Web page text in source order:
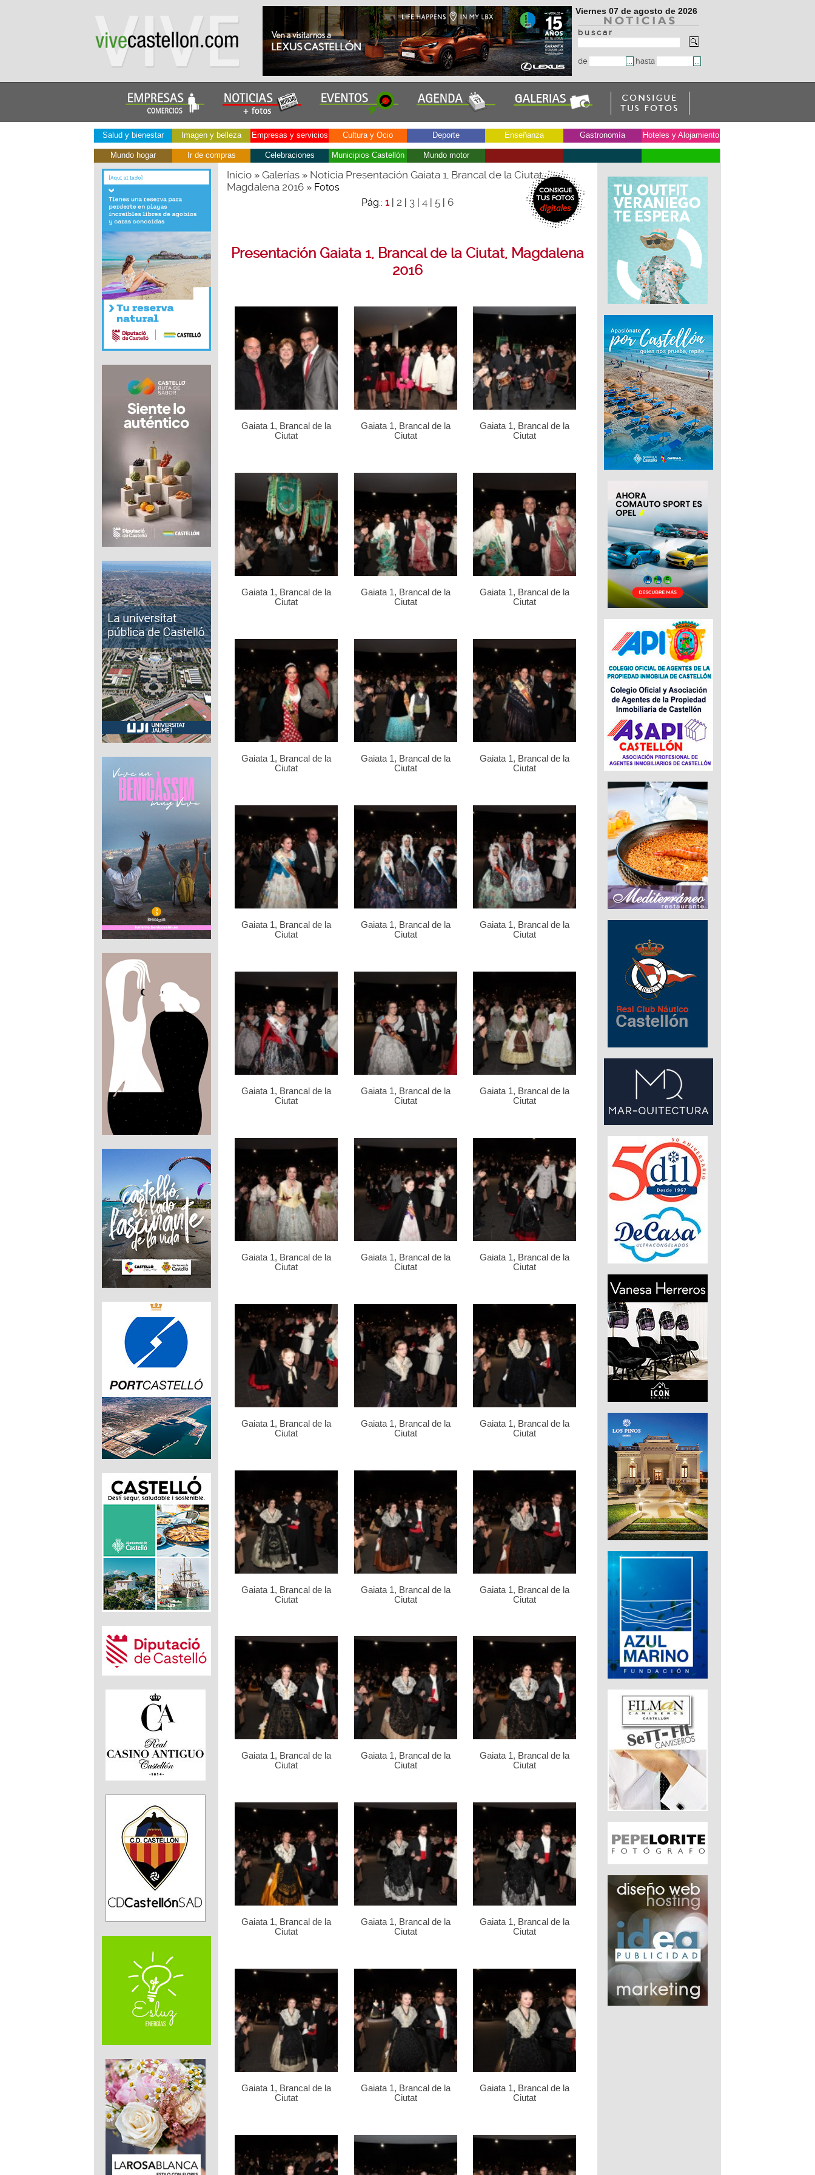
Viernes 07 de agosto de 2026
b u s c a r
de hasta
Salud y bienestar Imagen y belleza Empresas y servicios Cultura y Ocio Deporte Enseñanza Gastronomía Hoteles y Alojamiento
Mundo hogar Ir de compras Celebraciones Municipios Castellón Mundo motor
Inicio» Galerías» Noticia Presentación Gaiata 1, Brancal de la Ciutat,
Magdalena 2016» Fotos
Pág.: 1| 2 | 3 | 4 | 5 | 6
Presentación Gaiata 1, Brancal de la Ciutat, Magdalena
2016
Gaiata 1, Brancal de la
Ciutat
Gaiata 1, Brancal de la
Ciutat
Gaiata 1, Brancal de la
Ciutat
Gaiata 1, Brancal de la
Ciutat
Gaiata 1, Brancal de la
Ciutat
Gaiata 1, Brancal de la
Ciutat
Gaiata 1, Brancal de la
Ciutat
Gaiata 1, Brancal de la
Ciutat
Gaiata 1, Brancal de la
Ciutat
Gaiata 1, Brancal de la
Ciutat
Gaiata 1, Brancal de la
Ciutat
Gaiata 1, Brancal de la
Ciutat
Gaiata 1, Brancal de la
Ciutat
Gaiata 1, Brancal de la
Ciutat
Gaiata 1, Brancal de la
Ciutat
Gaiata 1, Brancal de la
Ciutat
Gaiata 1, Brancal de la
Ciutat
Gaiata 1, Brancal de la
Ciutat
Gaiata 1, Brancal de la
Ciutat
Gaiata 1, Brancal de la
Ciutat
Gaiata 1, Brancal de la
Ciutat
Gaiata 1, Brancal de la
Ciutat
Gaiata 1, Brancal de la
Ciutat
Gaiata 1, Brancal de la
Ciutat
Gaiata 1, Brancal de la
Ciutat
Gaiata 1, Brancal de la
Ciutat
Gaiata 1, Brancal de la
Ciutat
Gaiata 1, Brancal de la
Ciutat
Gaiata 1, Brancal de la
Ciutat
Gaiata 1, Brancal de la
Ciutat
Gaiata 1, Brancal de la
Ciutat
Gaiata 1, Brancal de la
Ciutat
Gaiata 1, Brancal de la
Ciutat